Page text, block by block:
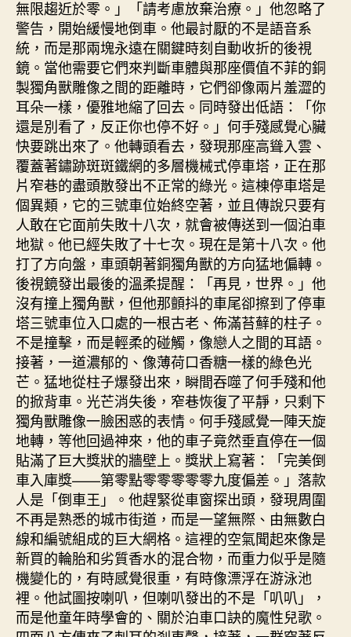
無限趨近於零。」「請考慮放棄治療。」他忽略了
警告，開始緩慢地倒車。他最討厭的不是語音系
統，而是那兩塊永遠在關鍵時刻自動收折的後視
鏡。當他需要它們來判斷車體與那座價值不菲的銅
製獨角獸雕像之間的距離時，它們卻像兩片羞澀的
耳朵一樣，優雅地縮了回去。同時發出低語：「你
還是別看了，反正你也停不好。」何手殘感覺心臟
快要跳出來了。他轉頭看去，發現那座高聳入雲、
覆蓋著鏽跡斑斑鐵網的多層機械式停車塔，正在那
片窄巷的盡頭散發出不正常的綠光。這棟停車塔是
個異類，它的三號車位始終空著，並且傳說只要有
人敢在它面前失敗十八次，就會被傳送到一個泊車
地獄。他已經失敗了十七次。現在是第十八次。他
打了方向盤，車頭朝著銅獨角獸的方向猛地偏轉。
後視鏡發出最後的溫柔提醒：「再見，世界。」他
沒有撞上獨角獸，但他那顫抖的車尾卻擦到了停車
塔三號車位入口處的一根古老、佈滿苔蘚的柱子。
不是撞擊，而是輕柔的碰觸，像戀人之間的耳語。
接著，一道濃郁的、像薄荷口香糖一樣的綠色光
芒。猛地從柱子爆發出來，瞬間吞噬了何手殘和他
的掀背車。光芒消失後，窄巷恢復了平靜，只剩下
獨角獸雕像一臉困惑的表情。何手殘感覺一陣天旋
地轉，等他回過神來，他的車子竟然垂直停在一個
貼滿了巨大獎狀的牆壁上。獎狀上寫著：「完美倒
車入庫獎——第零點零零零零零九度偏差。」落款
人是「倒車王」。他趕緊從車窗探出頭，發現周圍
不再是熟悉的城市街道，而是一望無際、由無數白
線和編號組成的巨大網格。這裡的空氣聞起來像是
新買的輪胎和劣質香水的混合物，而重力似乎是隨
機變化的，有時感覺很重，有時像漂浮在游泳池
裡。他試圖按喇叭，但喇叭發出的不是「叭叭」，
而是他童年時學會的、關於泊車口訣的魔性兒歌。